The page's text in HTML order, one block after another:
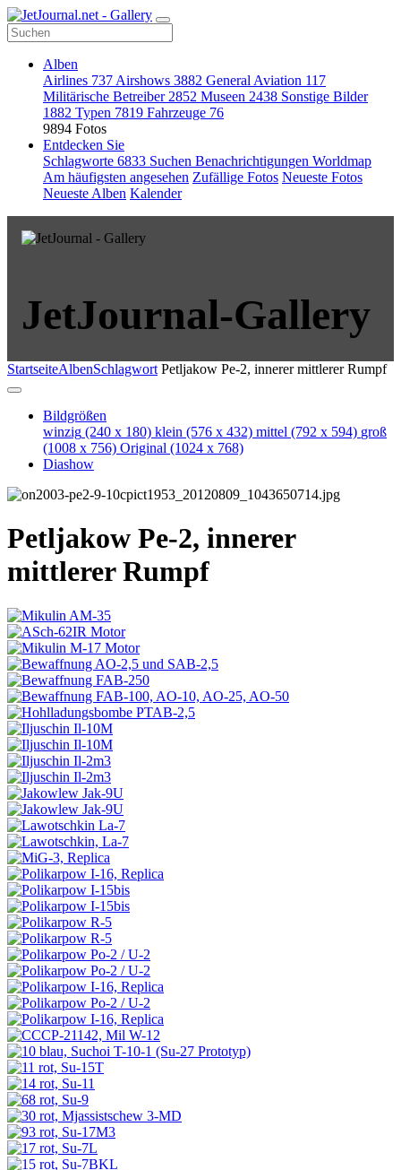
Alben
Airlines 737 Airshows 3882 General Aviation 117
Militärische Betreiber 2852 Museen 2438 Sonstige Bilder
1882 Typen 7819 Fahrzeuge 76
9894 Fotos
Entdecken Sie
Schlagworte 6833 Suchen Benachrichtigungen Worldmap
Am häufigsten angesehen Zufällige Fotos Neueste Fotos
Neueste Alben Kalender
JetJournal-Gallery
StartseiteAlbenSchlagwort Petljakow Pe-2, innerer mittlerer Rumpf
Bildgrößen
winzig (240 x 180) klein (576 x 432) mittel (792 x 594) groß
(1008 x 756) Original (1024 x 768)
Diashow
Petljakow Pe-2, innerer
mittlerer Rumpf